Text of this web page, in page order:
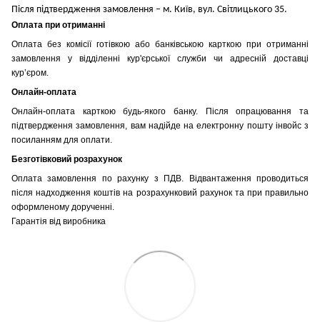
Після підтвердження замовлення – м. Київ, вул. Світлицького 35.
Оплата при отриманні
Оплата без комісії готівкою або банківською карткою при отриманні
замовлення у відділенні кур'єрської служби чи адресній доставці
кур’єром.
Онлайн-оплата
Онлайн-оплата карткою будь-якого банку. Після опрацювання та
підтвердження замовлення, вам надійде на електронну пошту інвойс з
посиланням для оплати.
Безготівковий розрахунок
Оплата замовлення по рахунку з ПДВ. Відвантаження проводиться
після надходження коштів на розрахунковий рахунок та при правильно
оформленому дорученні.
Гарантія від виробника